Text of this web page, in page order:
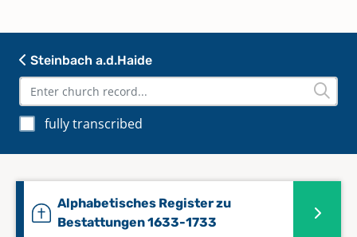
Steinbach a.d.Haide
fully transcribed
Alphabetisches Register zu
Bestattungen 1633-1733